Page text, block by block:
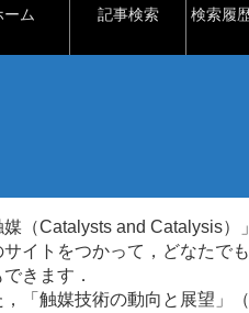
ーム 記事検索 検索履
媒（Catalysts and Catalysis
サイトをつかって，どなたで
できます．
，「触媒技術の動向と展望」